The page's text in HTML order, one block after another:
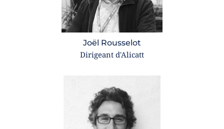
Joël Rousselot
Dirigeant d'Alicatt